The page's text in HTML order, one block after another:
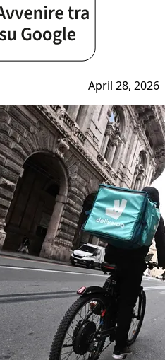
April 28, 2026